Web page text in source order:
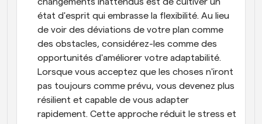
état d'esprit qui embrasse la flexibilité. Au lieu
de voir des déviations de votre plan comme
des obstacles, considérez-les comme des
opportunités d'améliorer votre adaptabilité.
Lorsque vous acceptez que les choses n'iront
pas toujours comme prévu, vous devenez plus
résilient et capable de vous adapter
rapidement. Cette approche réduit le stress et